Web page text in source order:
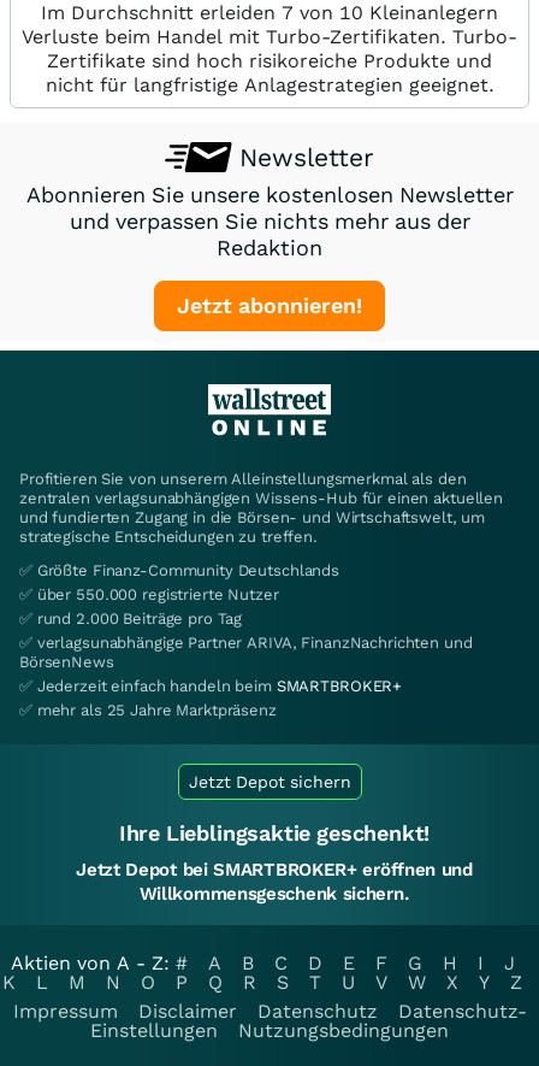
Im Durchschnitt erleiden 7 von 10 Kleinanlegern
Verluste beim Handel mit Turbo-Zertifikaten. Turbo-
Zertifikate sind hoch risikoreiche Produkte und
nicht für langfristige Anlagestrategien geeignet.
Newsletter
Abonnieren Sie unsere kostenlosen Newsletter
und verpassen Sie nichts mehr aus der
Redaktion
Jetzt abonnieren!
Profitieren Sie von unserem Alleinstellungsmerkmal als den
zentralen verlagsunabhängigen Wissens-Hub für einen aktuellen
und fundierten Zugang in die Börsen- und Wirtschaftswelt, um
strategische Entscheidungen zu treffen.
✅ Größte Finanz-Community Deutschlands
✅ über 550.000 registrierte Nutzer
✅ rund 2.000 Beiträge pro Tag
✅ verlagsunabhängige Partner ARIVA, FinanzNachrichten und
BörsenNews
✅ Jederzeit einfach handeln beim SMARTBROKER+
✅ mehr als 25 Jahre Marktpräsenz
Jetzt Depot sichern
Ihre Lieblingsaktie geschenkt!
Jetzt Depot bei SMARTBROKER+ eröffnen und
Willkommensgeschenk sichern.
Aktien von A - Z: # A B C D E F G H I
J
K
L M N O P Q R S T U V W X Y
Z
Impressum
Disclaimer Datenschutz
Datenschutz-
Einstellungen
Nutzungsbedingungen